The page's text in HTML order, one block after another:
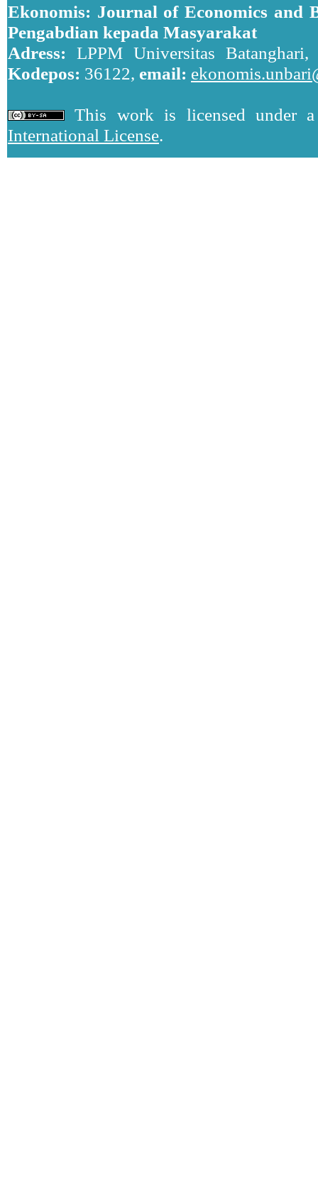
Ekonomis: Journal of Economics and
Pengabdian kepada Masyarakat
Adress: LPPM Universitas Batanghari,
Kodepos: 36122, email:
This work is licensed under
International License.